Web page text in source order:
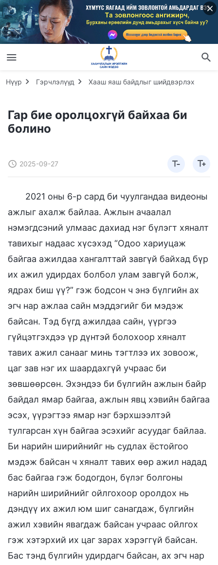
Нүүр Гэрчлэлүүд Хааш яаш байдлыг шийдвэрлэх
Гар бие оролцохгүй байхаа би
болино
2025-09-27
2021 оны 6-р сард би чуулгандаа видеоны
ажлыг ахалж байлаа. Ажлын ачаалал
нэмэгдсэний улмаас дахиад нэг бүлэгт хяналт
тавихыг надаас хүсэхэд “Одоо хариуцаж
байгаа ажилдаа хангалттай завгүй байхад бүр
их ажил удирдах болбол улам завгүй болж,
ядрах биш үү?” гэж бодсон ч энэ бүлгийн ах
эгч нар ажлаа сайн мэддэгийг би мэдэж
байсан. Тэд бүгд ажилдаа сайн, үүргээ
гүйцэтгэхдээ үр дүнтэй болохоор хяналт
тавих ажил санааг минь тэгтлээ их зовоож,
цаг зав нэг их шаардахгүй учраас би
зөвшөөрсөн. Эхэндээ би бүлгийн ажлын байр
байдал ямар байгаа, ажлын явц хэвийн байгаа
эсэх, үүрэгтээ ямар нэг бэрхшээлтэй
тулгарсан хүн байгаа эсэхийг асуудаг байлаа.
Би нарийн ширийнийг нь судлах ёстойгоо
мэдэж байсан ч хяналт тавих өөр ажил надад
бас байгаа гэж бодогдон, бүлэг болгоны
нарийн ширийнийг ойлгохоор оролдох нь
дэндүү их ажил юм шиг санагдаж, бүлгийн
ажил хэвийн явагдаж байсан учраас ойлгох
гэж хэтэрхий их цаг зарах хэрэггүй байсан.
Бас тэнд бүлгийн удирдагч байсан, ах эгч нар